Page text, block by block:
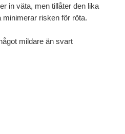
in väta, men tillåter den lika
minimerar risken för röta.
mildare än svart